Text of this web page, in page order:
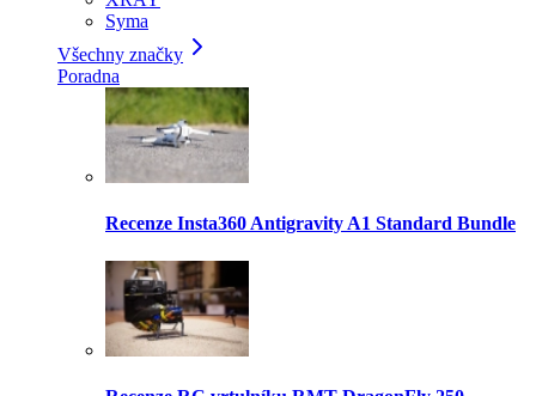
Syma
Všechny značky
Poradna
Recenze Insta360 Antigravity A1 Standard Bundle